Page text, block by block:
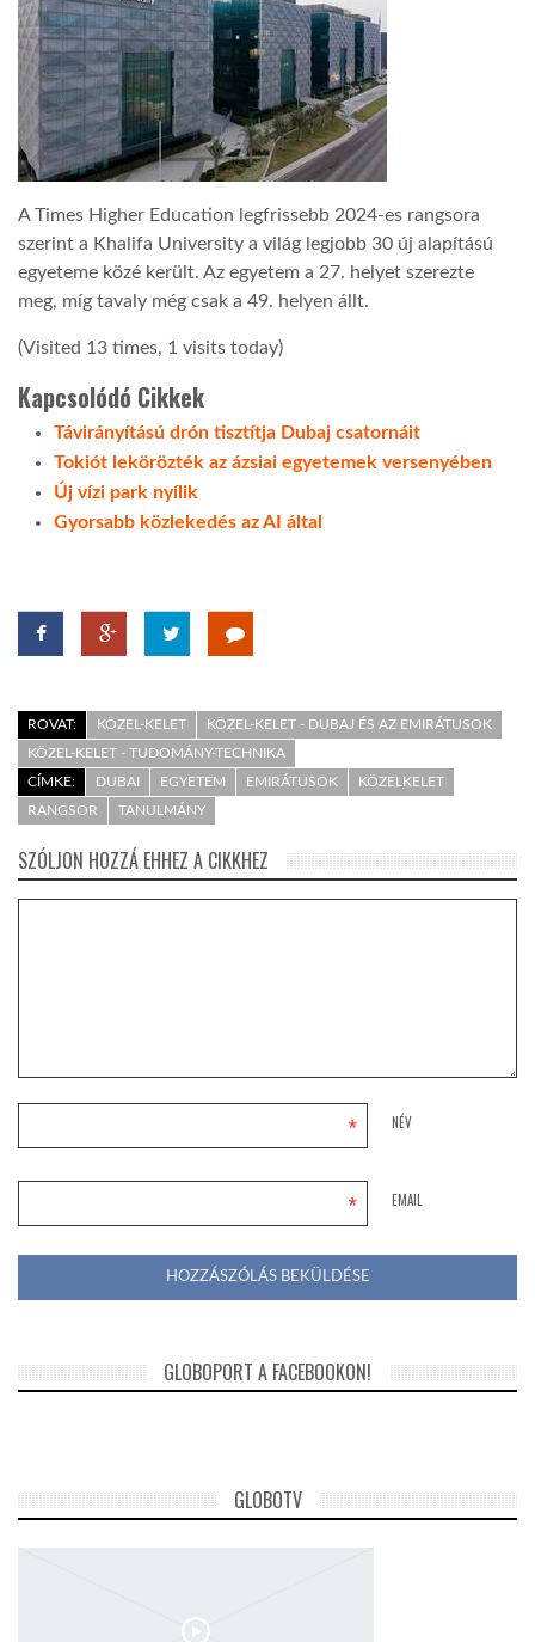
HÍR3D
TROPICALMAGAZIN
GLOBOTV
AFRIKA TUDÁSTÁR
A NAP SZÉPE
LINKTR.EE
GLOBOZSARU
LATIMO.HU
A Times Higher Education legfrissebb 2024-es rangsora
szerint a Khalifa University a világ legjobb 30 új alapítású
egyeteme közé került. Az egyetem a 27. helyet szerezte
meg, míg tavaly még csak a 49. helyen állt.
(Visited 13 times, 1 visits today)
Kapcsolódó Cikkek
Távirányítású drón tisztítja Dubaj csatornáit
Tokiót lekörözték az ázsiai egyetemek versenyében
Új vízi park nyílik
Gyorsabb közlekedés az AI által
ROVAT: KÖZEL-KELET
KÖZEL-KELET - DUBAJ ÉS AZ EMIRÁTUSOK
KÖZEL-KELET - TUDOMÁNY-TECHNIKA
CÍMKE:
DUBAI EGYETEM EMIRÁTUSOK
KÖZELKELET
RANGSOR
TANULMÁNY
SZÓLJON HOZZÁ EHHEZ A CIKKHEZ
NÉV
*
EMAIL
*
GLOBOPORT A FACEBOOKON!
GLOBOTV